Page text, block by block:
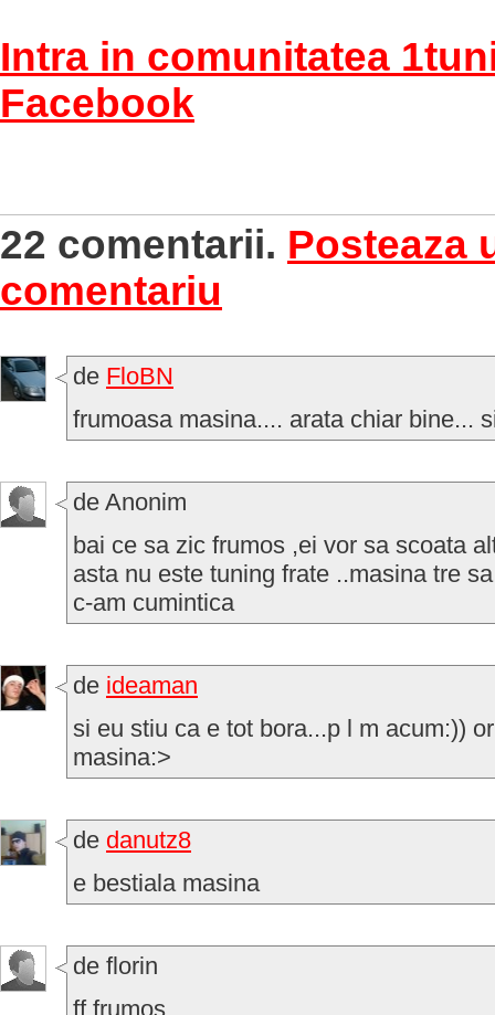
Intra in comunitatea
Facebook
22 comentarii. Posteaza
comentariu
de FloBN
frumoasa masina.... arata chiar bine...
de Anonim
bai ce sa zic frumos ,ei vor sa scoata
asta nu este tuning frate ..masina tre
c-am cumintica
de ideaman
si eu stiu ca e tot bora...p l m acum:))
masina:>
de danutz8
e bestiala masina
de florin
ff frumos